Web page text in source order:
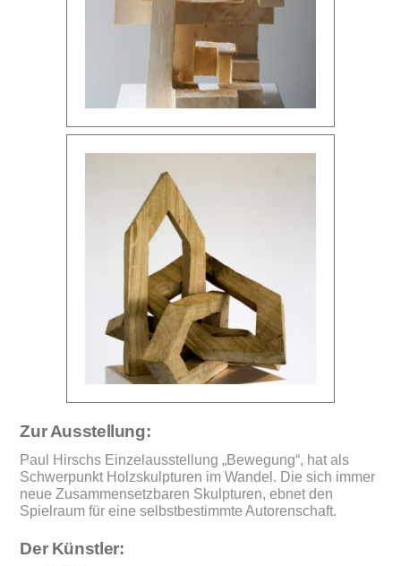
Zur Ausstellung:
Paul Hirschs Einzelausstellung „Bewegung“, hat als
Schwerpunkt Holzskulpturen im Wandel. Die sich immer
neue Zusammensetzbaren Skulpturen, ebnet den
Spielraum für eine selbstbestimmte Autorenschaft.
Der Künstler: